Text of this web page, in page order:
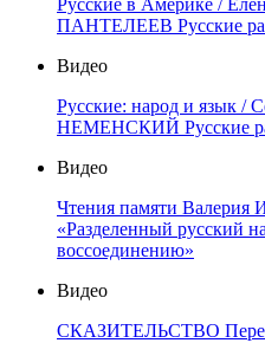
Русские в Америке /
ПАНТЕЛЕЕВ Русские
Видео
Русские: народ и язык
НЕМЕНСКИЙ Русские
Видео
Чтения памяти Валерия
«Разделенный русский
воссоединению»
Видео
СКАЗИТЕЛЬСТВО